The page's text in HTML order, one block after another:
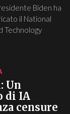
Biden ha
il National
Technology
Un
di IA
censure